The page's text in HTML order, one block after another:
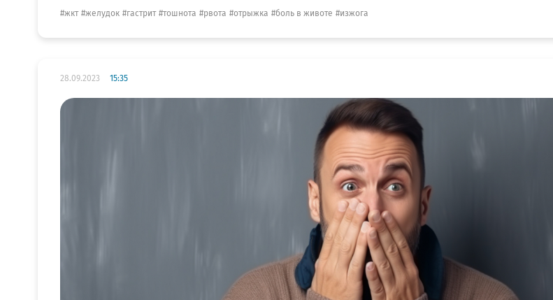
жкт желудок гастрит тошнота рвота отрыжка боль в животе изжога
28.09.2023 15:35